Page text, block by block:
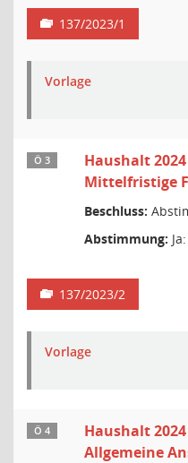
137/2023/1
Vorlage
Ö 3
Haushalt
Mittelfristige
Beschluss:
Abstimmung:
137/2023/2
Vorlage
Ö 4
Haushalt
Allgemeine